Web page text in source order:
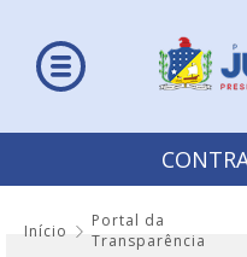
Início
Portal da
Transparência